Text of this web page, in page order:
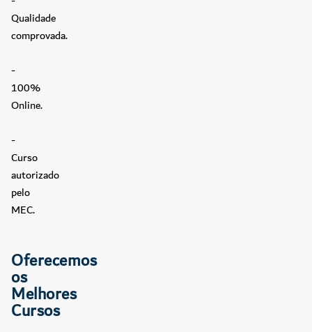
Qualidade
comprovada.
-
100%
Online.
-
Curso
autorizado
pelo
MEC.
Oferecemos
os
Melhores
Cursos